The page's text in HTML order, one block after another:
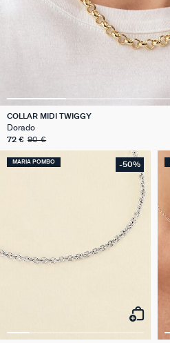
COLLAR MIDI TWIGGY
Dorado
72 € 90 €
MARIA POMBO -50%